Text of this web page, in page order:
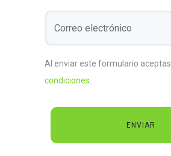
Al enviar este formulario aceptas
condiciones